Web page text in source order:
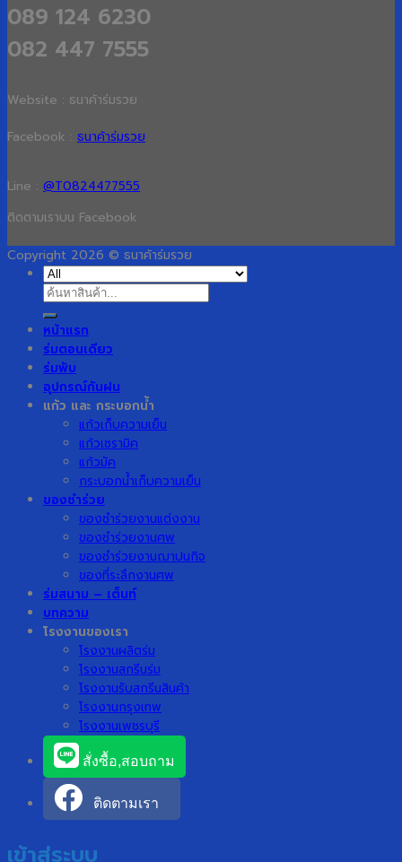
089 124 6230
082 447 7555
Website : ธนาค้าร่มรวย
Facebook : ธนาค้าร่มรวย
Line : @T0824477555
ติดตามเราบน Facebook
Copyright 2026 © ธนาค้าร่มรวย
ค้นหา:
หน้าแรก
ร่มตอนเดียว
ร่มพับ
อุปกรณ์กันฝน
แก้ว และ กระบอกน้ำ
แก้วเก็บความเย็น
แก้วเซรามิค
แก้วมัค
กระบอกน้ำเก็บความเย็น
ของชำร่วย
ของชำร่วยงานแต่งงาน
ของชำร่วยงานศพ
ของชำร่วยงานฌาปนกิจ
ของที่ระลึกงานศพ
ร่มสนาม – เต็นท์
บทความ
โรงงานของเรา
โรงงานผลิตร่ม
โรงงานสกรีนร่ม
โรงงานรับสกรีนสินค้า
โรงงานกรุงเทพ
โรงงานเพชรบุรี
สั่งซื้อ,สอบถาม
ติดตามเรา
เข้าสู่ระบบ